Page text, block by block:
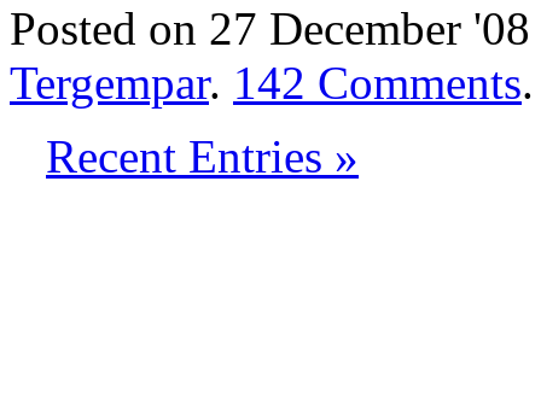
Posted on 27 December
Tergempar. 142 Comments.
Recent Entries »